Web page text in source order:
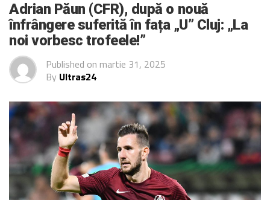
Adrian Păun (CFR), după o nouă
înfrângere suferită în fața „U” Cluj: „La
noi vorbesc trofeele!”
Published on martie 31, 2025
By Ultras24